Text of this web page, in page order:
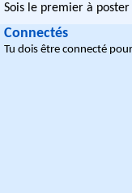
Sois le premier à
Connectés
Tu dois être connecté